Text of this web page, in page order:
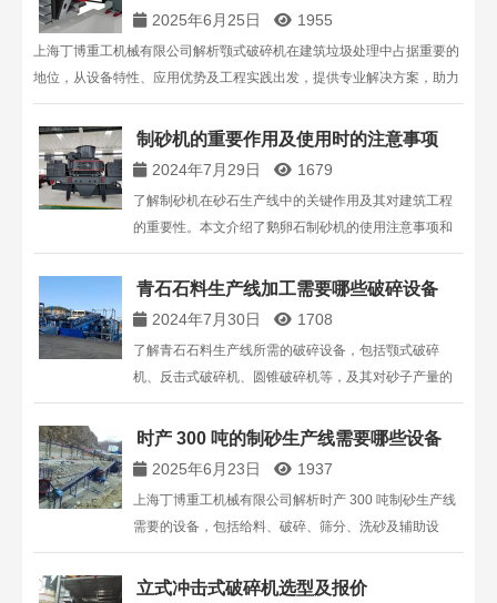
2025年6月25日 1955
上海丁博重工机械有限公司解析颚式破碎机在建筑垃圾处理中占据重要的
地位，从设备特性、应用优势及工程实践出发，提供专业解决方案，助力
建筑垃圾高效处理与资源再生 。
制砂机的重要作用及使用时的注意事项
2024年7月29日 1679
了解制砂机在砂石生产线中的关键作用及其对建筑工程
的重要性。本文介绍了鹅卵石制砂机的使用注意事项和
如何提高产量，确保高质量的机制砂生产。
青石石料生产线加工需要哪些破碎设备
2024年7月30日 1708
了解青石石料生产线所需的破碎设备，包括颚式破碎
机、反击式破碎机、圆锥破碎机等，及其对砂子产量的
影响。丁博重工提供专业建议和高效设备，满足您的生
产需求。
时产 300 吨的制砂生产线需要哪些设备
2025年6月23日 1937
上海丁博重工机械有限公司解析时产 300 吨制砂生产线
需要的设备，包括给料、破碎、筛分、洗砂及辅助设
备，结合技术参数与工程案例，为 300t/h 制砂生产线设
备选型提供专业参考。
立式冲击式破碎机选型及报价